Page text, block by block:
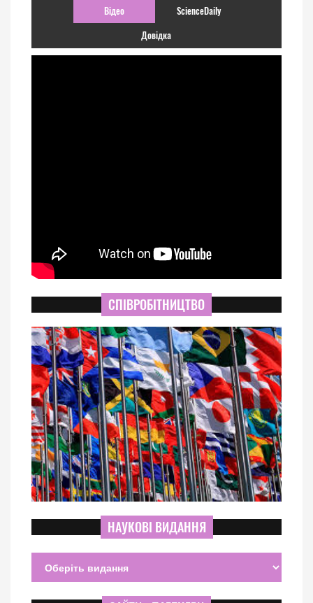
Відео ScienceDaily
Довідка
СПІВРОБІТНИЦТВО
НАУКОВІ ВИДАННЯ